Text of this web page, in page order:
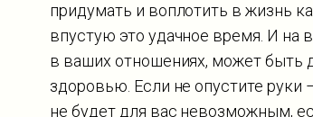
придумать и воплотить в жизнь
впустую это удачное время. И на
в ваших отношениях, может быть
здоровью. Если не опустите руки
не будет для вас невозможным,